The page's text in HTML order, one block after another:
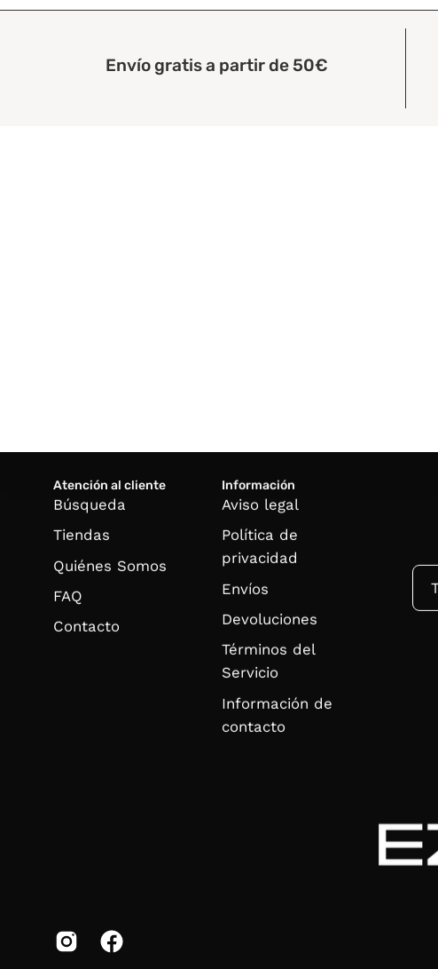
Envío gratis a partir de 50€
Atención al cliente
Búsqueda
Tiendas
Quiénes Somos
FAQ
Contacto
Información
Aviso legal
Política de
privacidad
Envíos
Devoluciones
Términos del
Servicio
Información de
contacto